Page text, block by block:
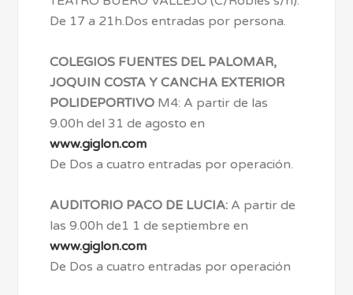
De 17 a 21h.Dos entradas por persona.
COLEGIOS FUENTES DEL PALOMAR,
JOQUIN COSTA Y CANCHA EXTERIOR
POLIDEPORTIVO M4: A partir de las
9.00h del 31 de agosto en
www.giglon.com
De Dos a cuatro entradas por operación.
AUDITORIO PACO DE LUCIA: A partir de
las 9.00h de1 1 de septiembre en
www.giglon.com
De Dos a cuatro entradas por operación